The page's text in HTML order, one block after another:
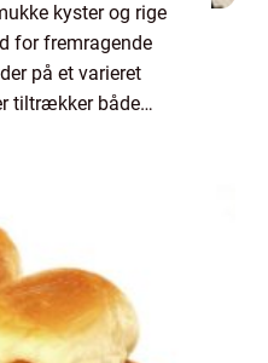
kyster og rige
for fremragende
på et varieret
tiltrækker både